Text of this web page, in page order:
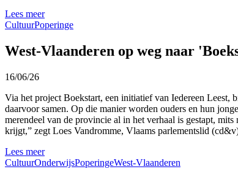
Lees meer
CultuurPoperinge
West-Vlaanderen op weg naar
16/06/26
Via het project Boekstart, een initiatief van Iedereen Leest,
daarvoor samen. Op die manier worden ouders en hun
merendeel van de provincie al in het verhaal is gestapt,
krijgt,” zegt Loes Vandromme, Vlaams parlementslid
Lees meer
CultuurOnderwijsPoperingeWest-Vlaanderen